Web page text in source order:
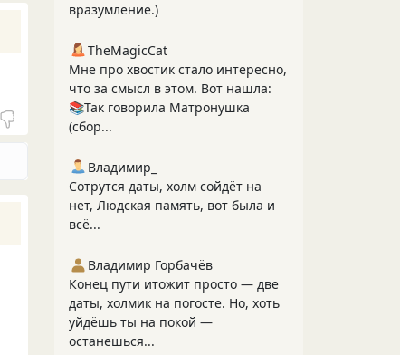
вразумление.)
TheMagicCat
Мне про хвостик стало интересно,
что за смысл в этом. Вот нашла:
📚Так говорила Матронушка
(сбор...
Владимир_
Сотрутся даты, холм сойдёт на
нет, Людская память, вот была и
всё...
Владимир Горбачёв
Конец пути итожит просто — две
даты, холмик на погосте. Но, хоть
уйдёшь ты на покой —
останешься...